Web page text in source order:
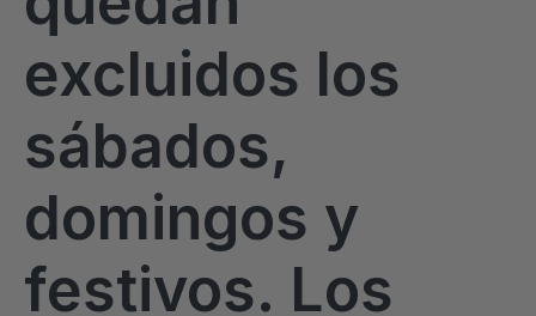
excluidos los
sábados,
domingos y
festivos. Los